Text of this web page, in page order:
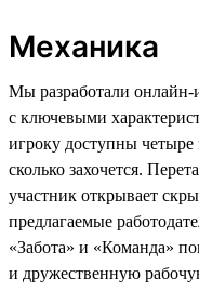
Механика
Мы разработали онлайн-
с ключевыми
игроку доступны
сколько захочется.
участник открывает
предлагаемые
«Забота» и «Команда»
и дружественную